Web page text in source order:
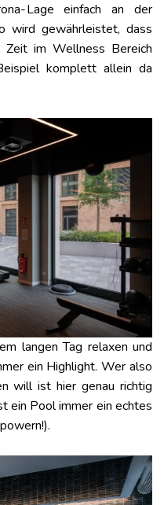
Lage einfach an der
wird gewährleistet, dass
im Wellness Bereich
komplett allein da
langen Tag relaxen und
ein Highlight. Wer also
will ist hier genau richtig
ein Pool immer ein echtes